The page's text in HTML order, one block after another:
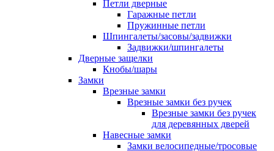
Петли дверные
Гаражные петли
Пружинные петли
Шпингалеты/засовы/задвижки
Задвижки/шпингалеты
Дверные защелки
Кнобы/шары
Замки
Врезные замки
Врезные замки без ручек
Врезные замки без ручек
для деревянных дверей
Навесные замки
Замки велосипедные/тросовые